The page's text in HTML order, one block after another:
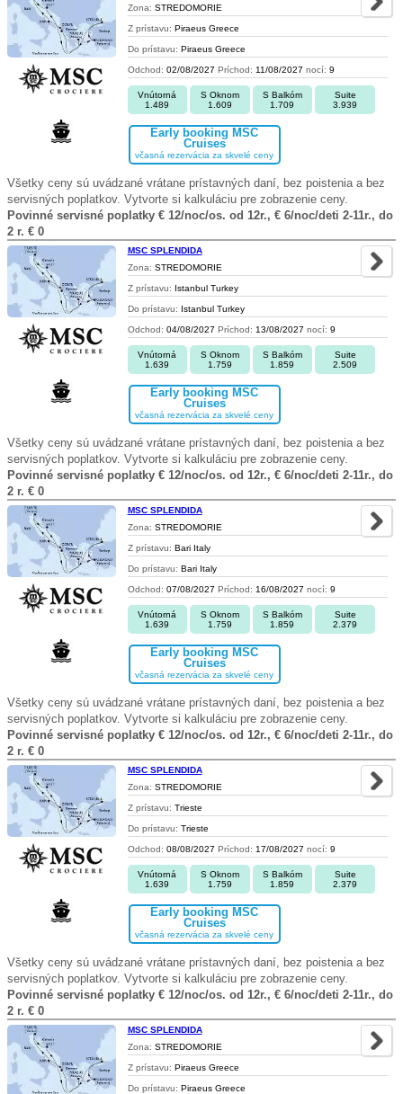
Zona: STREDOMORIE
Z prístavu: Piraeus Greece
Do prístavu: Piraeus Greece
Odchod: 02/08/2027 Príchod: 11/08/2027 nocí: 9
Vnútorná
1.489
S Oknom
1.609
S Balkóm
1.709
Suite
3.939
Early booking MSC
Cruises
včasná rezervácia za skvelé ceny
Všetky ceny sú uvádzané vrátane prístavných daní, bez poistenia a bez
servisných poplatkov. Vytvorte si kalkuláciu pre zobrazenie ceny.
Povinné servisné poplatky € 12/noc/os. od 12r., € 6/noc/deti 2-11r., do
2 r. € 0
MSC SPLENDIDA
Zona: STREDOMORIE
Z prístavu: Istanbul Turkey
Do prístavu: Istanbul Turkey
Odchod: 04/08/2027 Príchod: 13/08/2027 nocí: 9
Vnútorná
1.639
S Oknom
1.759
S Balkóm
1.859
Suite
2.509
Early booking MSC
Cruises
včasná rezervácia za skvelé ceny
Všetky ceny sú uvádzané vrátane prístavných daní, bez poistenia a bez
servisných poplatkov. Vytvorte si kalkuláciu pre zobrazenie ceny.
Povinné servisné poplatky € 12/noc/os. od 12r., € 6/noc/deti 2-11r., do
2 r. € 0
MSC SPLENDIDA
Zona: STREDOMORIE
Z prístavu: Bari Italy
Do prístavu: Bari Italy
Odchod: 07/08/2027 Príchod: 16/08/2027 nocí: 9
Vnútorná
1.639
S Oknom
1.759
S Balkóm
1.859
Suite
2.379
Early booking MSC
Cruises
včasná rezervácia za skvelé ceny
Všetky ceny sú uvádzané vrátane prístavných daní, bez poistenia a bez
servisných poplatkov. Vytvorte si kalkuláciu pre zobrazenie ceny.
Povinné servisné poplatky € 12/noc/os. od 12r., € 6/noc/deti 2-11r., do
2 r. € 0
MSC SPLENDIDA
Zona: STREDOMORIE
Z prístavu: Trieste
Do prístavu: Trieste
Odchod: 08/08/2027 Príchod: 17/08/2027 nocí: 9
Vnútorná
1.639
S Oknom
1.759
S Balkóm
1.859
Suite
2.379
Early booking MSC
Cruises
včasná rezervácia za skvelé ceny
Všetky ceny sú uvádzané vrátane prístavných daní, bez poistenia a bez
servisných poplatkov. Vytvorte si kalkuláciu pre zobrazenie ceny.
Povinné servisné poplatky € 12/noc/os. od 12r., € 6/noc/deti 2-11r., do
2 r. € 0
MSC SPLENDIDA
Zona: STREDOMORIE
Z prístavu: Piraeus Greece
Do prístavu: Piraeus Greece